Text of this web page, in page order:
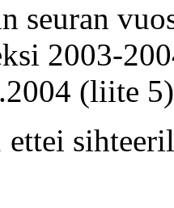
seuran
2003-
(liite
ettei